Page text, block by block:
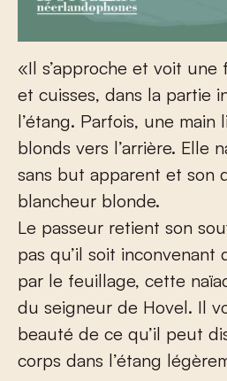
«Il s’approche et voit une
et cuisses, dans la partie
l’étang. Parfois, une main
blonds vers l’arrière. Elle
sans but apparent et son
blancheur blonde.
Le passeur retient son
pas qu’il soit inconvenant
par le feuillage, cette
du seigneur de Hovel. Il
beauté de ce qu’il peut
corps dans l’étang